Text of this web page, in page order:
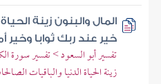
المال والبنون زينة
خير عند ربك ثوابا وخير
تفسير أبو السعود > تفسير سورة
زينة الحياة الدنيا والباقيات